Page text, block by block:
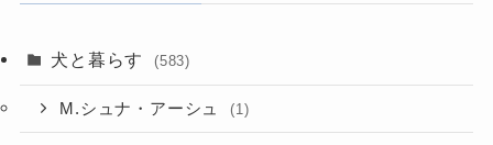
犬と暮らす (583)
M.シュナ・アーシュ (1)